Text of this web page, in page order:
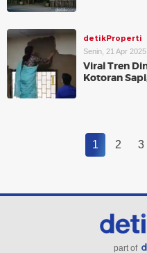
detikProperti
Senin, 21 Apr
Viral Tren
Kotoran
1 2 3
part of